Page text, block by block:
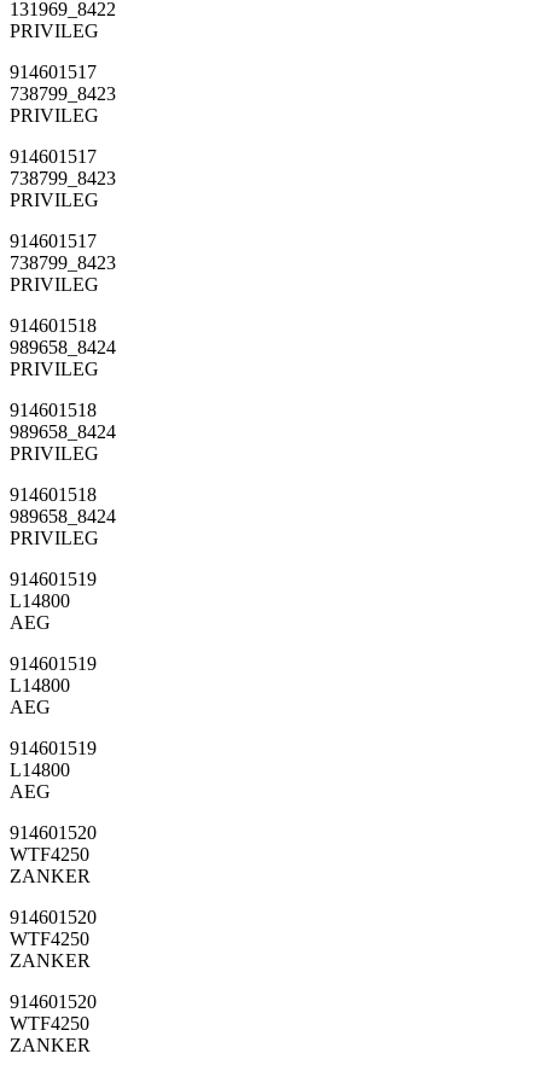
131969_8422
PRIVILEG
914601517
738799_8423
PRIVILEG
914601517
738799_8423
PRIVILEG
914601517
738799_8423
PRIVILEG
914601518
989658_8424
PRIVILEG
914601518
989658_8424
PRIVILEG
914601518
989658_8424
PRIVILEG
914601519
L14800
AEG
914601519
L14800
AEG
914601519
L14800
AEG
914601520
WTF4250
ZANKER
914601520
WTF4250
ZANKER
914601520
WTF4250
ZANKER